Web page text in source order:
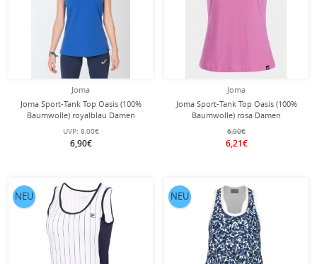
Joma
Joma Sport-Tank Top Oasis (100%
Baumwolle) royalblau Damen
UVP: 8,00€
6,90€
Joma
Joma Sport-Tank Top Oasis (100%
Baumwolle) rosa Damen
6,90€
6,21€
NEU NEU